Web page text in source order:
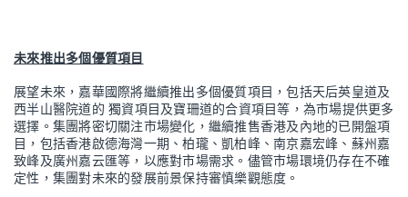
未來推出多個優質項目
展望未來，嘉華國際將繼續推出多個優質項目，包括天后英皇道及
西半山醫院道的 獨資項目及寶珊道的合資項目等，為市場提供更多
選擇。集團將密切關注市場變化，繼續推售香港及內地的已開盤項
目，包括香港啟德海灣一期、柏瓏、凱柏峰、南京嘉宏峰、蘇州嘉
致峰及廣州嘉云匯等，以應對市場需求。儘管市場環境仍存在不確
定性，集團對未來的發展前景保持審慎樂觀態度。